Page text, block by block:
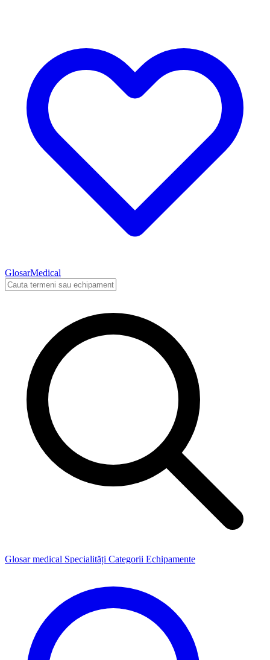
GlosarMedical
Cauta in glosarul medical
Glosar medical Specialități Categorii Echipamente